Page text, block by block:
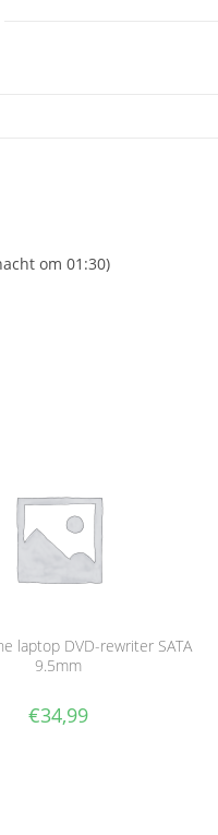
om 01:30)
laptop DVD-rewriter SATA
9.5mm
€34,99